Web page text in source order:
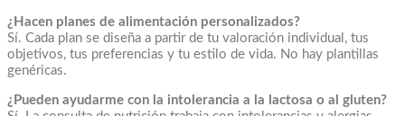
¿Hacen planes de alimentación personalizados?
Sí. Cada plan se diseña a partir de tu valoración individual, tus
objetivos, tus preferencias y tu estilo de vida. No hay plantillas
genéricas.
¿Pueden ayudarme con la intolerancia a la lactosa o al gluten?